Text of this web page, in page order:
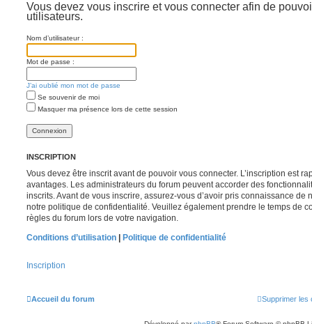
Vous devez vous inscrire et vous connecter afin de
utilisateurs.
Nom d’utilisateur :
Mot de passe :
J’ai oublié mon mot de passe
Se souvenir de moi
Masquer ma présence lors de cette session
INSCRIPTION
Vous devez être inscrit avant de pouvoir vous connecter. L’inscription est
avantages. Les administrateurs du forum peuvent accorder des
inscrits. Avant de vous inscrire, assurez-vous d’avoir pris connaissance de
notre politique de confidentialité. Veuillez également prendre le temps de
règles du forum lors de votre navigation.
Conditions d’utilisation | Politique de confidentialité
Inscription
Accueil du forum Supprimer les